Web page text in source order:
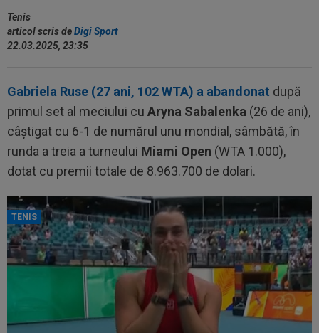
Tenis
articol scris deDigi Sport
22.03.2025, 23:35
Gabriela Ruse (27 ani, 102 WTA) a abandonat după
primul set al meciului cu Aryna Sabalenka (26 de ani),
câştigat cu 6-1 de numărul unu mondial, sâmbătă, în
runda a treia a turneului Miami Open (WTA 1.000),
dotat cu premii totale de 8.963.700 de dolari.
TENIS